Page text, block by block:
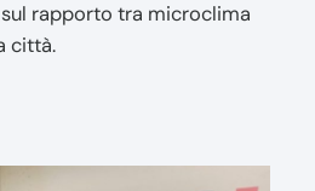
rapporto tra microclima
città.